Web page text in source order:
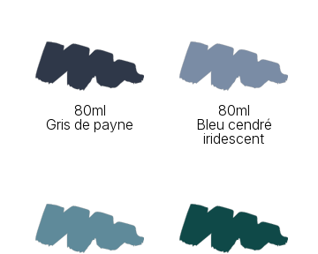
80ml
Gris de payne
80ml
Bleu cendré
iridescent